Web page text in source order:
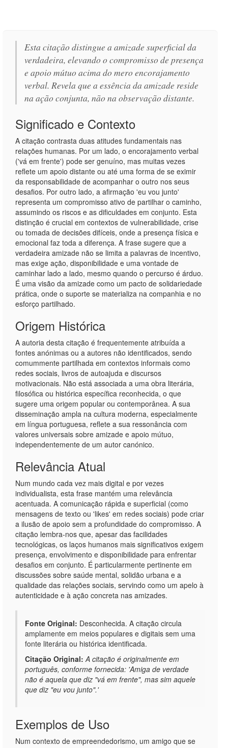
Esta citação distingue a amizade superficial da
verdadeira, elevando o compromisso de presença
e apoio mútuo acima do mero encorajamento
verbal. Revela que a essência da amizade reside
na ação conjunta, não na observação distante.
Significado e Contexto
A citação contrasta duas atitudes fundamentais nas
relações humanas. Por um lado, o encorajamento verbal
('vá em frente') pode ser genuíno, mas muitas vezes
reflete um apoio distante ou até uma forma de se eximir
da responsabilidade de acompanhar o outro nos seus
desafios. Por outro lado, a afirmação 'eu vou junto'
representa um compromisso ativo de partilhar o caminho,
assumindo os riscos e as dificuldades em conjunto. Esta
distinção é crucial em contextos de vulnerabilidade, crise
ou tomada de decisões difíceis, onde a presença física e
emocional faz toda a diferença. A frase sugere que a
verdadeira amizade não se limita a palavras de incentivo,
mas exige ação, disponibilidade e uma vontade de
caminhar lado a lado, mesmo quando o percurso é árduo.
É uma visão da amizade como um pacto de solidariedade
prática, onde o suporte se materializa na companhia e no
esforço partilhado.
Origem Histórica
A autoria desta citação é frequentemente atribuída a
fontes anónimas ou a autores não identificados, sendo
comummente partilhada em contextos informais como
redes sociais, livros de autoajuda e discursos
motivacionais. Não está associada a uma obra literária,
filosófica ou histórica específica reconhecida, o que
sugere uma origem popular ou contemporânea. A sua
disseminação ampla na cultura moderna, especialmente
em língua portuguesa, reflete a sua ressonância com
valores universais sobre amizade e apoio mútuo,
independentemente de um autor canónico.
Relevância Atual
Num mundo cada vez mais digital e por vezes
individualista, esta frase mantém uma relevância
acentuada. A comunicação rápida e superficial (como
mensagens de texto ou 'likes' em redes sociais) pode criar
a ilusão de apoio sem a profundidade do compromisso. A
citação lembra-nos que, apesar das facilidades
tecnológicas, os laços humanos mais significativos exigem
presença, envolvimento e disponibilidade para enfrentar
desafios em conjunto. É particularmente pertinente em
discussões sobre saúde mental, solidão urbana e a
qualidade das relações sociais, servindo como um apelo à
autenticidade e à ação concreta nas amizades.
Fonte Original: Desconhecida. A citação circula
amplamente em meios populares e digitais sem uma
fonte literária ou histórica identificada.
Citação Original: A citação é originalmente em
português, conforme fornecida: 'Amiga de verdade
não é aquela que diz "vá em frente", mas sim aquele
que diz "eu vou junto".'
Exemplos de Uso
Num contexto de empreendedorismo, um amigo que se